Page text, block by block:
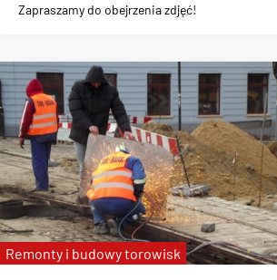
Zapraszamy do obejrzenia zdjęć!
Remonty i budowy torowisk